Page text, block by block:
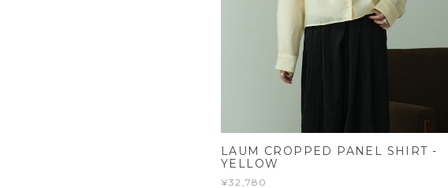
LAUM CROPPED PANEL SHIRT -
YELLOW
¥32,780